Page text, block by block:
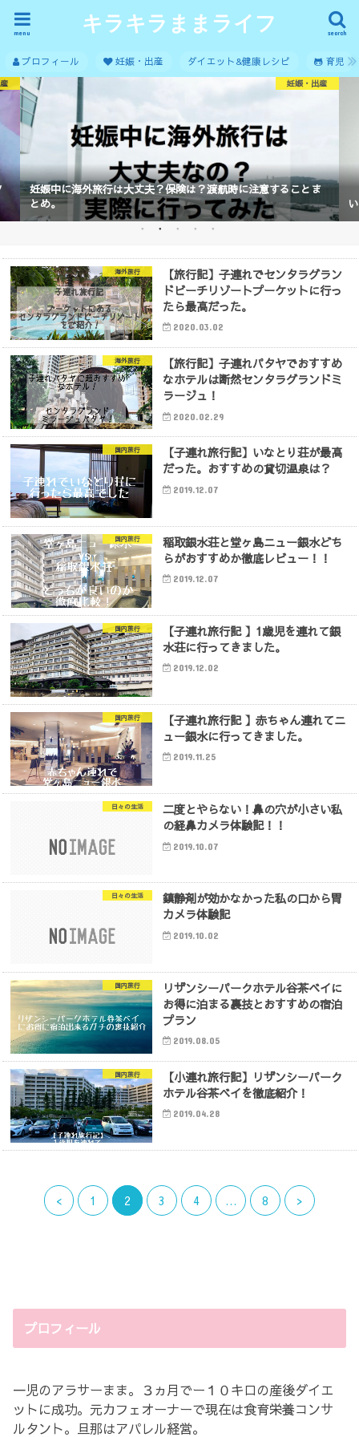
キラキラままライフ search
menu
プロフィール 妊娠・出産 ダイエット&健康レシピ 育児
妊娠・出産
妊娠中に海外旅行は大丈夫？保険は？渡航時に注意することま
とめ。
海外旅行
【旅行記】子連れでセンタラグラン
ドビーチリゾートプーケットに行っ
たら最高だった。
2020.03.02
海外旅行
【旅行記】子連れパタヤでおすすめ
なホテルは断然センタラグランドミ
ラージュ！
2020.02.29
国内旅行
【子連れ旅行記】いなとり荘が最高
だった。おすすめの貸切温泉は？
2019.12.07
国内旅行
稲取銀水荘と堂ヶ島ニュー銀水どち
らがおすすめか徹底レビュー！！
2019.12.07
国内旅行
【子連れ旅行記 】1歳児を連れて銀
水荘に行ってきました。
2019.12.02
国内旅行
【子連れ旅行記 】赤ちゃん連れてニ
ュー銀水に行ってきました。
2019.11.25
日々の生活
二度とやらない！鼻の穴が小さい私
の経鼻カメラ体験記！！
2019.10.07
日々の生活
鎮静剤が効かなかった私の口から胃
カメラ体験記
2019.10.02
国内旅行
リザンシーパークホテル谷茶ベイに
お得に泊まる裏技とおすすめの宿泊
プラン
2019.08.05
国内旅行
【小連れ旅行記】リザンシーパーク
ホテル谷茶ベイを徹底紹介！
2019.04.28
< 1 2 3 4 … 8 >
プロフィール
一児のアラサーまま。３ヵ月でー１０キロの産後ダイエ
ットに成功。元カフェオーナーで現在は食育栄養コンサ
ルタント。旦那はアパレル経営。